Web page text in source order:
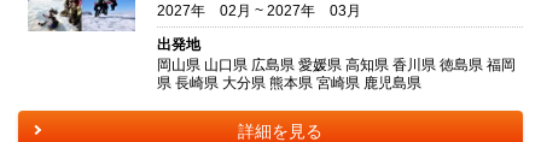
2027年 02月 ~ 2027年 03月
出発地
岡山県 山口県 広島県 愛媛県 高知県 香川県 徳島県 福岡
県 長崎県 大分県 熊本県 宮崎県 鹿児島県
詳細を見る